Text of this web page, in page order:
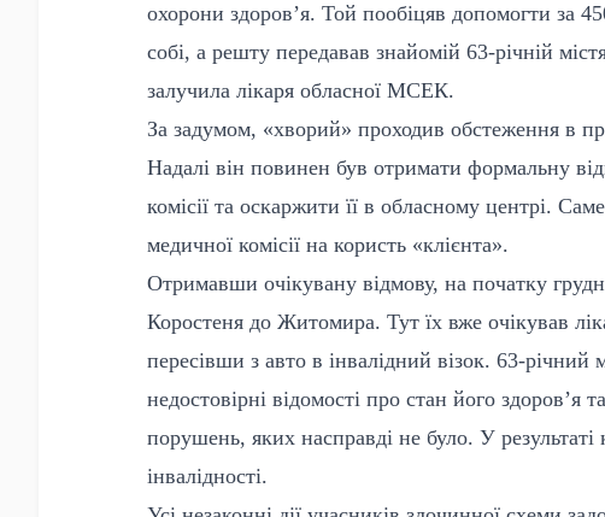
охорони здоров’я. Той пообіцяв допомогти за
собі, а решту передавав знайомій 63-річній
залучила лікаря обласної МСЕК.
За задумом, «хворий» проходив обстеження в
Надалі він повинен був отримати формальну
комісії та оскаржити її в обласному центрі.
медичної комісії на користь «клієнта».
Отримавши очікувану відмову, на початку
Коростеня до Житомира. Тут їх вже очікував
пересівши з авто в інвалідний візок. 63-річний
недостовірні відомості про стан його здоров’я
порушень, яких насправді не було. У результаті
інвалідності.